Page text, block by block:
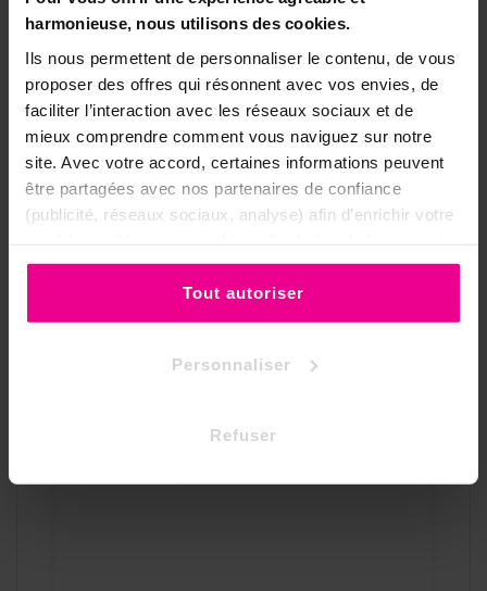
harmonieuse, nous utilisons des cookies.
Ils nous permettent de personnaliser le contenu, de vous
proposer des offres qui résonnent avec vos envies, de
faciliter l’interaction avec les réseaux sociaux et de
mieux comprendre comment vous naviguez sur notre
site. Avec votre accord, certaines informations peuvent
être partagées avec nos partenaires de confiance
(publicité, réseaux sociaux, analyse) afin d’enrichir votre
ou de les refuser.
Tout autoriser
Personnaliser
Refuser
Ne le laissez jamais brûler sans
surveillance et tenez-le hors de
portée des enfants et des animaux.
•
Aérez la pièce pendant et après la
fumigation ; à l'allumage, quelques
étincelles sont normales, éloignez
tout produit inflammable.
•
Éteignez complètement le charbon
hermétiquement pour préserver les
pastilles restantes.
Vos Accessoires pour bruler de
l'encens en grains :